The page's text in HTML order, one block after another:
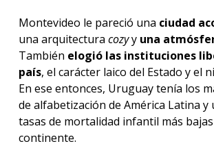
Montevideo le pareció una ciudad
una arquitectura cozyy una
También elogió las instituciones
país, el carácter laico del Estado y el
En ese entonces, Uruguay tenía los
de alfabetización de América Latina y
tasas de mortalidad infantil más
continente.